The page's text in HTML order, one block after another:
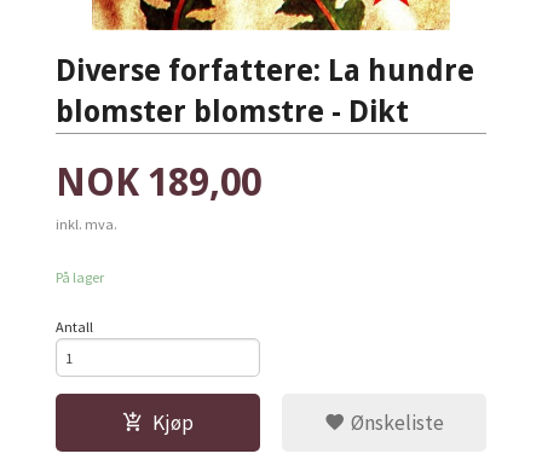
Diverse forfattere: La hundre
blomster blomstre - Dikt
Pris
NOK 189,00
inkl. mva.
På lager
Antall
Kjøp Ønskeliste